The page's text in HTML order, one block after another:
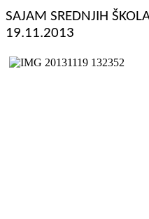
SAJAM SREDNJIH
19.11.2013